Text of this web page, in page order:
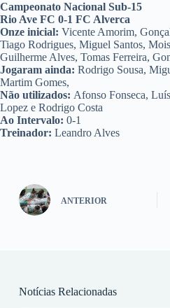
Campeonato Nacional Sub-15
Rio Ave FC 0-1 FC Alverca
Onze inicial: Vicente Amorim,
Tiago Rodrigues, Miguel Santos,
Guilherme Alves, Tomas Ferreira,
Jogaram ainda: Rodrigo Sousa,
Martim Gomes,
Não utilizados: Afonso Fonseca,
Lopez e Rodrigo Costa
Ao Intervalo: 0-1
Treinador: Leandro Alves
ANTERIOR
Notícias Relacionadas